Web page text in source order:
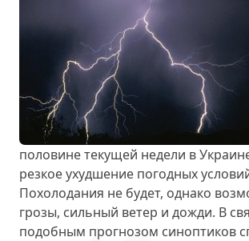
половине текущей недели в
резкое ухудшение погодных
Похолодания не будет, однако
грозы, сильный ветер и дожди. В
подобным прогнозом синоптиков